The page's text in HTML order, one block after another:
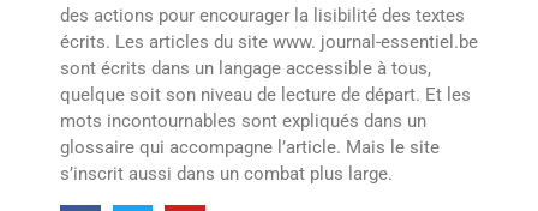
des actions pour encourager la lisibilité des textes
écrits. Les articles du site www. journal-essentiel.be
sont écrits dans un langage accessible à tous,
quelque soit son niveau de lecture de départ. Et les
mots incontournables sont expliqués dans un
glossaire qui accompagne l’article. Mais le site
s’inscrit aussi dans un combat plus large.